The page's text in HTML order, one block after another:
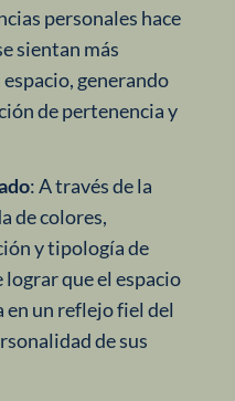
personales hace
sientan más
generando
de pertenencia y
: A través de la
de colores,
y tipología de
que el espacio
un reflejo fiel del
de sus